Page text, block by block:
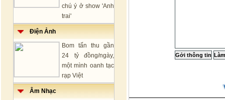
chú ý ở show 'Anh
trai'
Điện Ảnh
Bom tấn thu gần
24 tỷ đồng/ngày,
một mình oanh tạc
rạp Việt
Âm Nhạc